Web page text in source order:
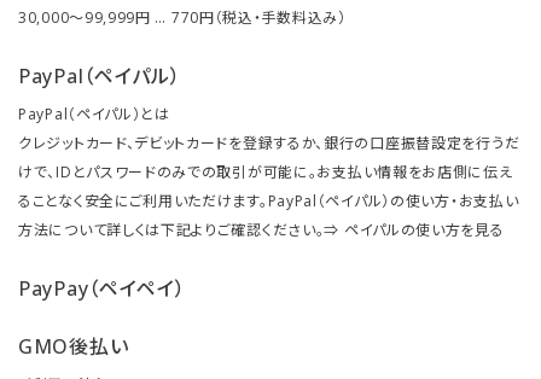
30,000～99,999円 … 770円（税込・手数料込み）
PayPal（ペイパル）
PayPal（ペイパル）とは
クレジットカード、デビットカードを登録するか、銀行の口座振替設定を行うだ
けで、IDとパスワードのみでの取引が可能に。お支払い情報をお店側に伝え
ることなく安全にご利用いただけます。PayPal（ペイパル）の使い方・お支払い
方法について詳しくは下記よりご確認ください。⇒ ペイパルの使い方を見る
PayPay（ペイペイ）
GMO後払い